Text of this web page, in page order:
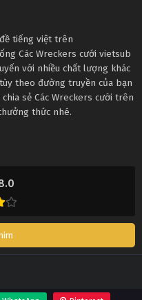
tiếng việt trên
Các Wreckers cưới vietsub
với nhiều chất lượng khác
theo đường truyền của bạn
sẻ Các Wreckers cưới trên
thức nhé.